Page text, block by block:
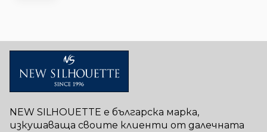
NEW SILHOUETTE е българска марка,
изкушаваща своите клиенти от далечната